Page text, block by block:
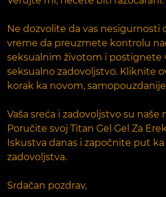
Ne dozvolite da vas nesigurnosti
vreme da preuzmete kontrolu
seksualnim životom i postignete
seksualno zadovoljstvo. Kliknite
korak ka novom,
Vaša sreća i zadovoljstvo su naše
Poručite svoj Titan Gel Gel Za
Iskustva danas i započnite put
zadovoljstva.
Srdačan pozdrav,